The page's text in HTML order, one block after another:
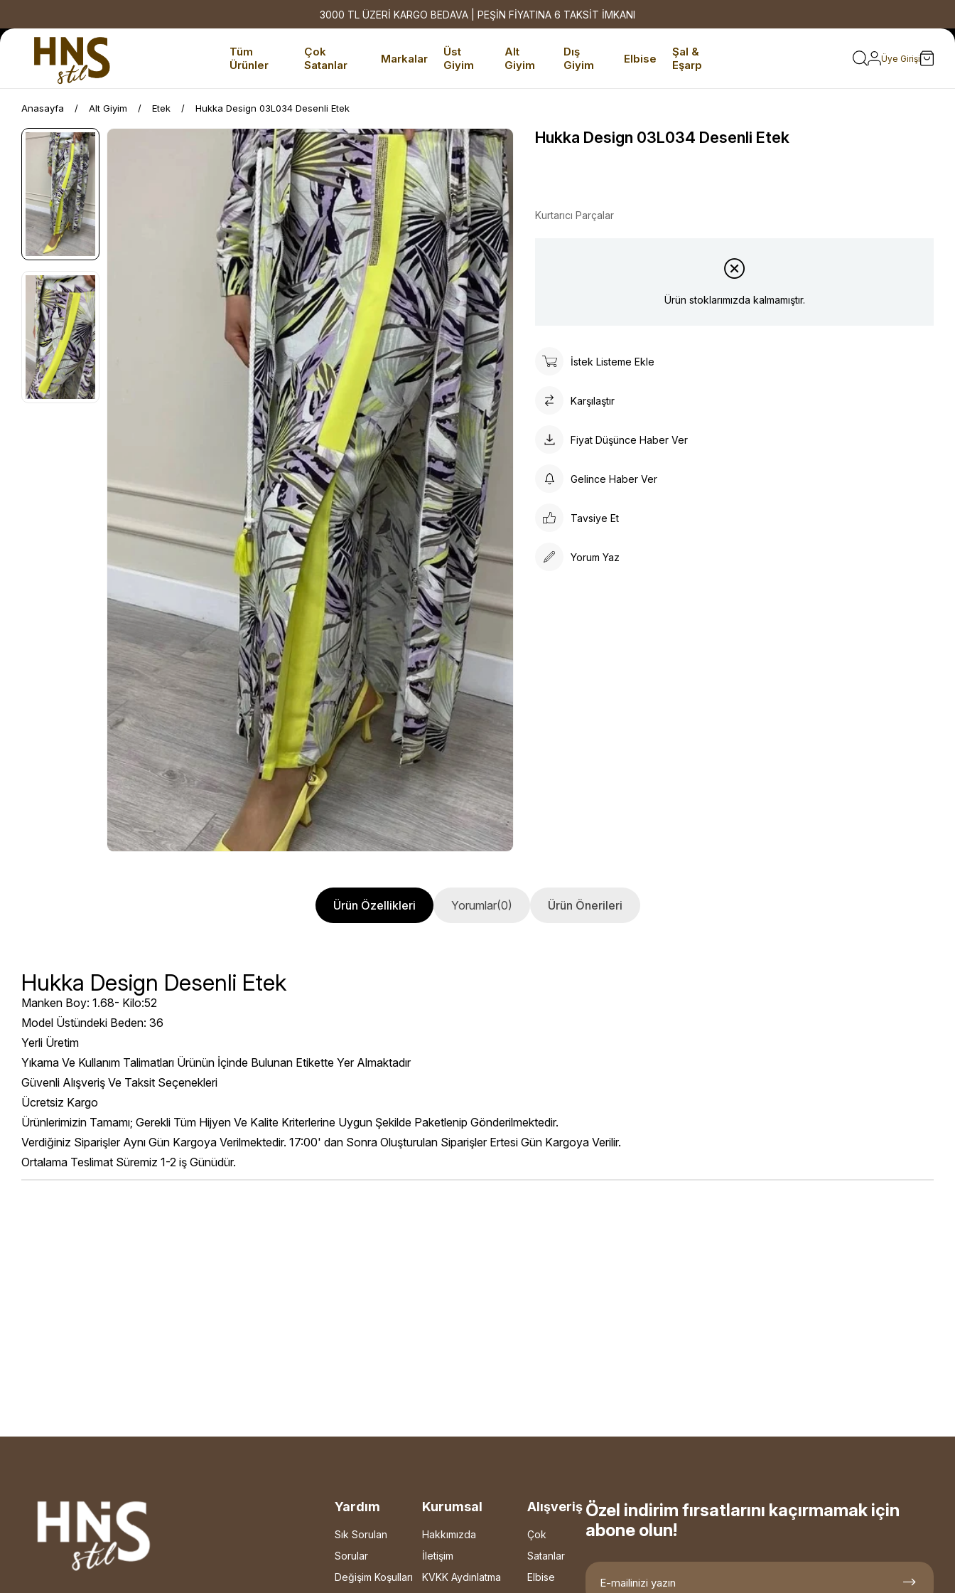
3000 TL ÜZERİ KARGO BEDAVA | PEŞİN FİYATINA 6 TAKSİT İMKANI
Tüm
Ürünler
Çok
Satanlar
Markalar
Üst
Giyim
Alt
Giyim
Dış
Giyim
Elbise
Şal &
Eşarp
Üye Girişi
Anasayfa Alt Giyim Etek Hukka Design 03L034 Desenli Etek
Hukka Design 03L034 Desenli Etek
Kurtarıcı Parçalar
Ürün stoklarımızda kalmamıştır.
İstek Listeme Ekle
Karşılaştır
Fiyat Düşünce Haber Ver
Gelince Haber Ver
Tavsiye Et
Yorum Yaz
Ürün Özellikleri Yorumlar(0) Ürün Önerileri
Hukka Design Desenli Etek
Manken Boy: 1.68- Kilo:52
Model Üstündeki Beden: 36
Yerli Üretim
Yıkama Ve Kullanım Talimatları Ürünün İçinde Bulunan Etikette Yer Almaktadır
Güvenli Alışveriş Ve Taksit Seçenekleri
Ücretsiz Kargo
Ürünlerimizin Tamamı; Gerekli Tüm Hijyen Ve Kalite Kriterlerine Uygun Şekilde Paketlenip Gönderilmektedir.
Verdiğiniz Siparişler Aynı Gün Kargoya Verilmektedir. 17:00' dan Sonra Oluşturulan Siparişler Ertesi Gün Kargoya Verilir.
Ortalama Teslimat Süremiz 1-2 iş Günüdür.
Yardım
Sık Sorulan
Sorular
Değişim Koşulları
Kurumsal
Hakkımızda
İletişim
KVKK Aydınlatma
Alışveriş
Çok
Satanlar
Elbise
Özel indirim fırsatlarını kaçırmamak için
abone olun!